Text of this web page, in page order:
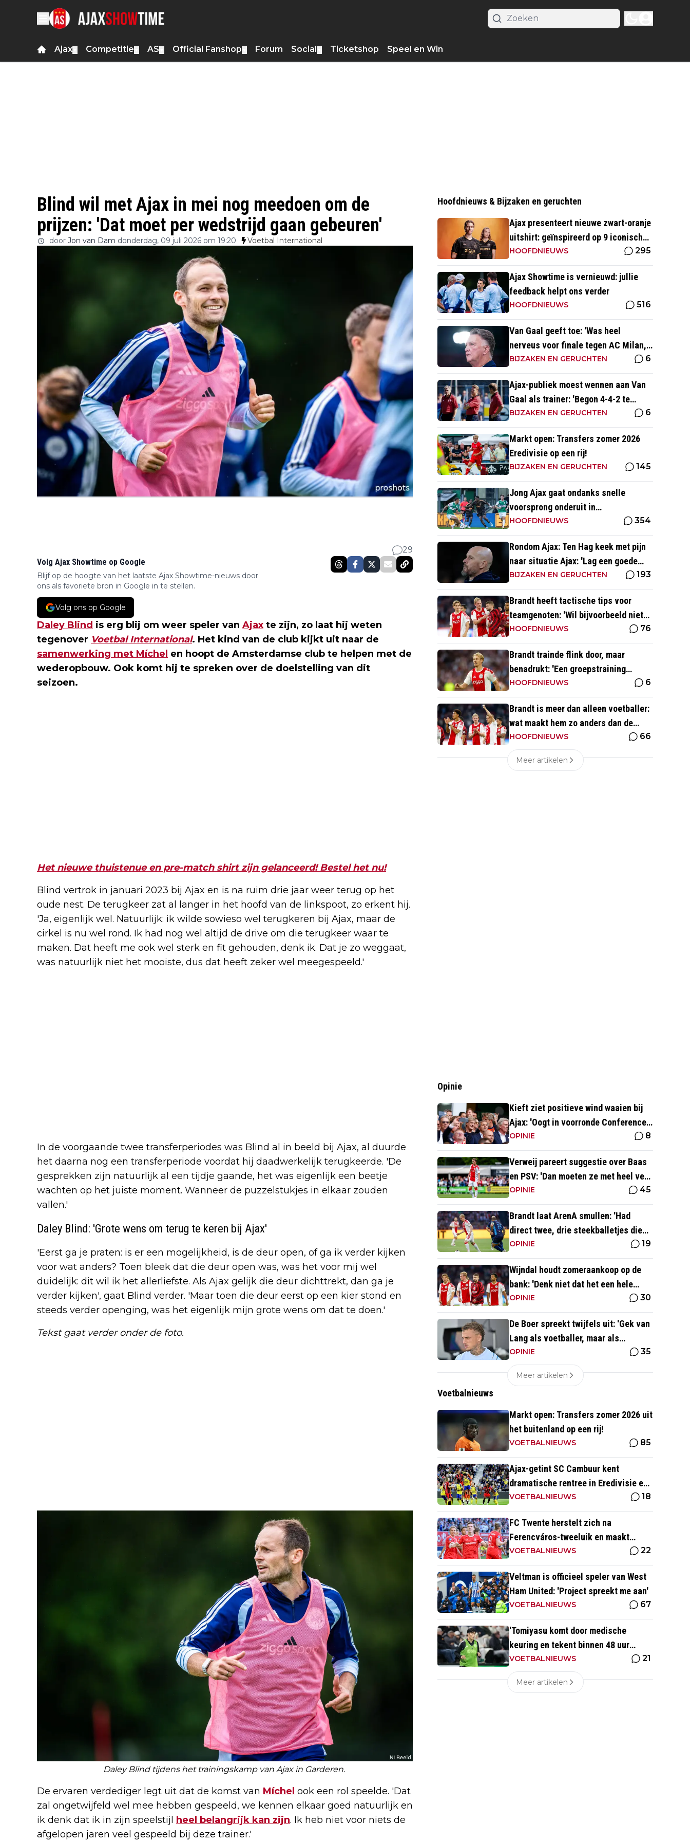
Ajax Competitie AS Official Fanshop Forum Social Ticketshop Speel en Win
Blind wil met Ajax in mei nog meedoen om de
prijzen: 'Dat moet per wedstrijd gaan gebeuren'
door Jon van Dam donderdag, 09 juli 2026 om 19:20 Voetbal International
29
Volg Ajax Showtime op Google
Blijf op de hoogte van het laatste Ajax Showtime-nieuws door
ons als favoriete bron in Google in te stellen.
Volg ons op Google
Daley Blind is erg blij om weer speler van Ajax te zijn, zo laat hij weten
tegenover Voetbal International. Het kind van de club kijkt uit naar de
samenwerking met Míchel en hoopt de Amsterdamse club te helpen met de
wederopbouw. Ook komt hij te spreken over de doelstelling van dit
seizoen.
Het nieuwe thuistenue en pre-match shirt zijn gelanceerd! Bestel het nu!
Blind vertrok in januari 2023 bij Ajax en is na ruim drie jaar weer terug op het
oude nest. De terugkeer zat al langer in het hoofd van de linkspoot, zo erkent hij.
'Ja, eigenlijk wel. Natuurlijk: ik wilde sowieso wel terugkeren bij Ajax, maar de
cirkel is nu wel rond. Ik had nog wel altijd de drive om die terugkeer waar te
maken. Dat heeft me ook wel sterk en fit gehouden, denk ik. Dat je zo weggaat,
was natuurlijk niet het mooiste, dus dat heeft zeker wel meegespeeld.'
In de voorgaande twee transferperiodes was Blind al in beeld bij Ajax, al duurde
het daarna nog een transferperiode voordat hij daadwerkelijk terugkeerde. 'De
gesprekken zijn natuurlijk al een tijdje gaande, het was eigenlijk een beetje
wachten op het juiste moment. Wanneer de puzzelstukjes in elkaar zouden
vallen.'
Daley Blind: 'Grote wens om terug te keren bij Ajax'
'Eerst ga je praten: is er een mogelijkheid, is de deur open, of ga ik verder kijken
voor wat anders? Toen bleek dat die deur open was, was het voor mij wel
duidelijk: dit wil ik het allerliefste. Als Ajax gelijk die deur dichttrekt, dan ga je
verder kijken', gaat Blind verder. 'Maar toen die deur eerst op een kier stond en
steeds verder openging, was het eigenlijk mijn grote wens om dat te doen.'
Tekst gaat verder onder de foto.
Daley Blind tijdens het trainingskamp van Ajax in Garderen.
De ervaren verdediger legt uit dat de komst van Míchel ook een rol speelde. 'Dat
zal ongetwijfeld wel mee hebben gespeeld, we kennen elkaar goed natuurlijk en
ik denk dat ik in zijn speelstijl
heel belangrijk kan zijn. Ik heb niet voor niets de
afgelopen jaren veel gespeeld bij deze trainer.'
Hoofdnieuws & Bijzaken en geruchten
Ajax presenteert nieuwe zwart-oranje
uitshirt: geïnspireerd op 9 iconische
momenten uit clubhistorie
HOOFDNIEUWS 295
Ajax Showtime is vernieuwd: jullie
feedback helpt ons verder
HOOFDNIEUWS 516
Van Gaal geeft toe: 'Was heel
nerveus voor finale tegen AC Milan,
wist dat ze zich zouden aanpassen'
BIJZAKEN EN GERUCHTEN 6
Ajax-publiek moest wennen aan Van
Gaal als trainer: 'Begon 4-4-2 te
spelen, vloeken in de kerk'
BIJZAKEN EN GERUCHTEN 6
Markt open: Transfers zomer 2026
Eredivisie op een rij!
BIJZAKEN EN GERUCHTEN 145
Jong Ajax gaat ondanks snelle
voorsprong onderuit in
seizoensopener tegen FC Dordrecht
HOOFDNIEUWS 354
Rondom Ajax: Ten Hag keek met pijn
naar situatie Ajax: 'Lag een goede
basis om op voort te borduren'
BIJZAKEN EN GERUCHTEN 193
Brandt heeft tactische tips voor
teamgenoten: 'Wil bijvoorbeeld niet
dat Mika te veel naar binnen komt'
HOOFDNIEUWS 76
Brandt trainde flink door, maar
benadrukt: 'Een groepstraining
nabootsen is toch vrij lastig in je
eentje'
HOOFDNIEUWS 6
Brandt is meer dan alleen voetballer:
wat maakt hem zo anders dan de
'gemiddelde' voetballer?
HOOFDNIEUWS 66
Meer artikelen
Opinie
Kieft ziet positieve wind waaien bij
Ajax: 'Oogt in voorronde Conference
League fris en energiek'
OPINIE 8
Verweij pareert suggestie over Baas
en PSV: 'Dan moeten ze met heel veel
geld over de brug komen'
OPINIE 45
Brandt laat ArenA smullen: 'Had
direct twee, drie steekballetjes die
gewoon perfect waren'
OPINIE 19
Wijndal houdt zomeraankoop op de
bank: 'Denk niet dat het een hele
goede verdediger is'
OPINIE 30
De Boer spreekt twijfels uit: 'Gek van
Lang als voetballer, maar als
persoonlijkheid niet'
OPINIE 35
Meer artikelen
Voetbalnieuws
Markt open: Transfers zomer 2026 uit
het buitenland op een rij!
VOETBALNIEUWS 85
Ajax-getint SC Cambuur kent
dramatische rentree in Eredivisie en
krijgt pak slaag in eigen huis
VOETBALNIEUWS 18
FC Twente herstelt zich na
Ferencváros-tweeluik en maakt
gehakt van Slowaakse opponent
VOETBALNIEUWS 22
Veltman is officieel speler van West
Ham United: 'Project spreekt me aan'
VOETBALNIEUWS 67
'Tomiyasu komt door medische
keuring en tekent binnen 48 uur
contract bij nieuwe club'
VOETBALNIEUWS 21
Meer artikelen